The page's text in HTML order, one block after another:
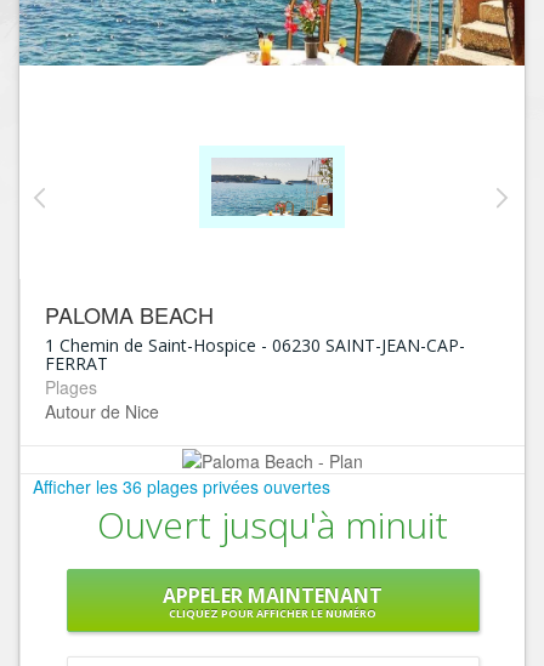
PALOMA BEACH
1 Chemin de Saint-Hospice - 06230 SAINT-JEAN-CAP-
FERRAT
Plages
Autour de Nice
Afficher les 36 plages privées ouvertes
Ouvert jusqu'à minuit
APPELER MAINTENANT
CLIQUEZ POUR AFFICHER LE NUMÉRO